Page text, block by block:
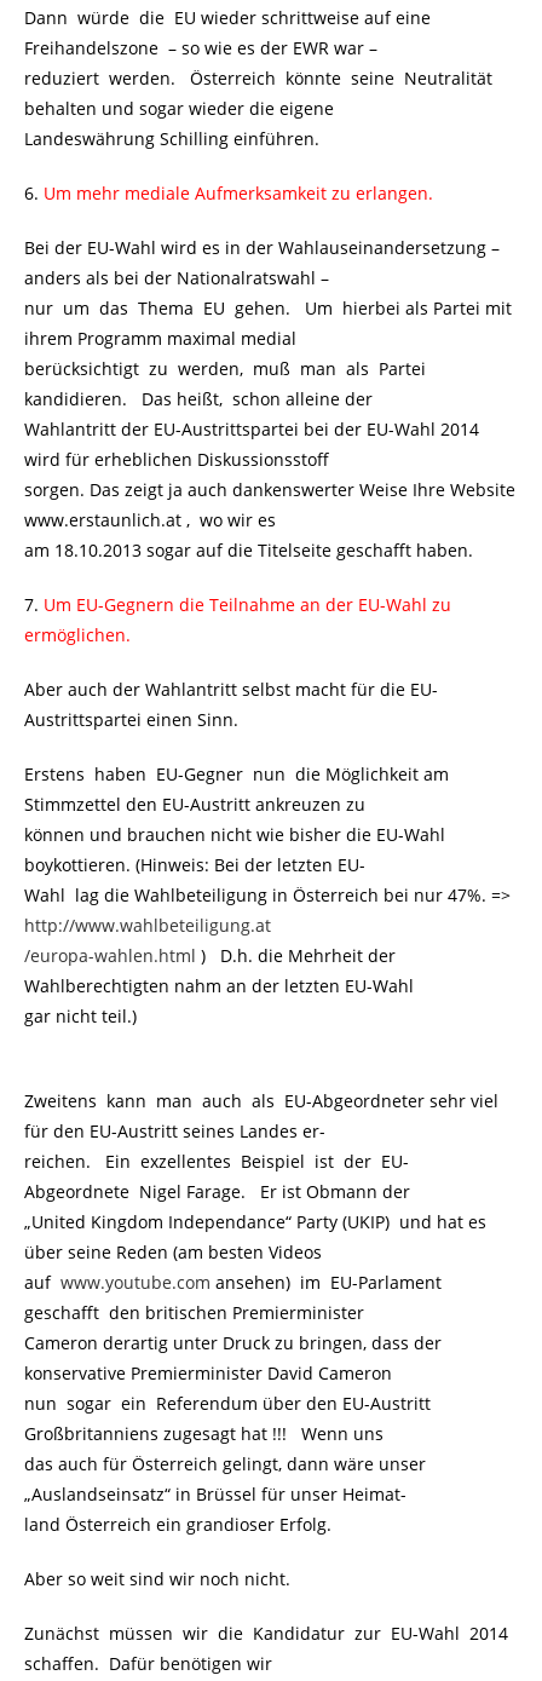
Dann würde die EU wieder schrittweise auf eine
Freihandelszone – so wie es der EWR war –
reduziert werden. Österreich könnte seine Neutralität
behalten und sogar wieder die eigene
Landeswährung Schilling einführen.
6. Um mehr mediale Aufmerksamkeit zu erlangen.
Bei der EU-Wahl wird es in der Wahlauseinandersetzung –
anders als bei der Nationalratswahl –
nur um das Thema EU gehen. Um hierbei als Partei mit
ihrem Programm maximal medial
berücksichtigt zu werden, muß man als Partei
kandidieren. Das heißt, schon alleine der
Wahlantritt der EU-Austrittspartei bei der EU-Wahl 2014
wird für erheblichen Diskussionsstoff
sorgen. Das zeigt ja auch dankenswerter Weise Ihre Website
www.erstaunlich.at , wo wir es
am 18.10.2013 sogar auf die Titelseite geschafft haben.
7. Um EU-Gegnern die Teilnahme an der EU-Wahl zu
ermöglichen.
Aber auch der Wahlantritt selbst macht für die EU-
Austrittspartei einen Sinn.
Erstens haben EU-Gegner nun die Möglichkeit am
Stimmzettel den EU-Austritt ankreuzen zu
können und brauchen nicht wie bisher die EU-Wahl
boykottieren. (Hinweis: Bei der letzten EU-
Wahl lag die Wahlbeteiligung in Österreich bei nur 47%. =>
http://www.wahlbeteiligung.at
/europa-wahlen.html ) D.h. die Mehrheit der
Wahlberechtigten nahm an der letzten EU-Wahl
gar nicht teil.)
Zweitens kann man auch als EU-Abgeordneter sehr viel
für den EU-Austritt seines Landes er-
reichen. Ein exzellentes Beispiel ist der EU-
Abgeordnete Nigel Farage. Er ist Obmann der
„United Kingdom Independance“ Party (UKIP) und hat es
über seine Reden (am besten Videos
auf www.youtube.com ansehen) im EU-Parlament
geschafft den britischen Premierminister
Cameron derartig unter Druck zu bringen, dass der
konservative Premierminister David Cameron
nun sogar ein Referendum über den EU-Austritt
Großbritanniens zugesagt hat !!! Wenn uns
das auch für Österreich gelingt, dann wäre unser
„Auslandseinsatz“ in Brüssel für unser Heimat-
land Österreich ein grandioser Erfolg.
Aber so weit sind wir noch nicht.
Zunächst müssen wir die Kandidatur zur EU-Wahl 2014
schaffen. Dafür benötigen wir